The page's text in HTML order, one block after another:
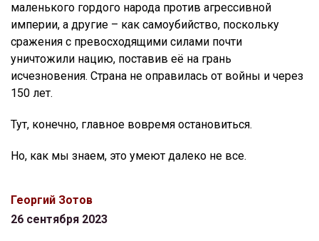
маленького гордого народа против агрессивной
империи, а другие – как самоубийство, поскольку
сражения с превосходящими силами почти
уничтожили нацию, поставив её на грань
исчезновения. Страна не оправилась от войны и через
150 лет.
Тут, конечно, главное вовремя остановиться.
Но, как мы знаем, это умеют далеко не все.
Георгий Зотов
26 сентября 2023